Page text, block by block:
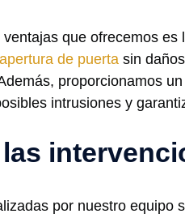
que ofrecemos
apertura de puerta sin
proporcionamos
intrusiones y
por nuestro equipo